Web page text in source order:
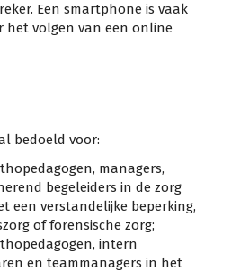
Een smartphone is vaak
het volgen van een online
bedoeld voor:
managers,
begeleiders in de zorg
een verstandelijke beperking,
of forensische zorg;
intern
en teammanagers in het